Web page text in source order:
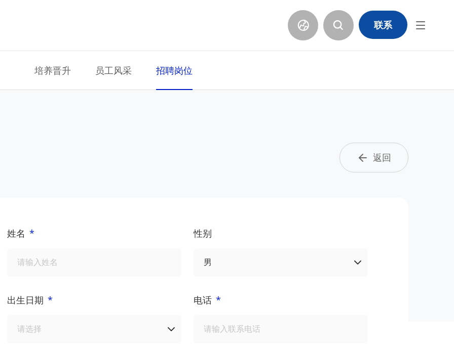
联系
培养晋升 员工风采 招聘岗位
返回
姓名 * 性别
出生日期 * 电话 *